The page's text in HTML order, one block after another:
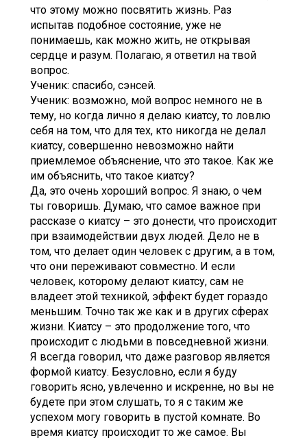
что этому можно посвятить жизнь. Раз
испытав подобное состояние, уже не
понимаешь, как можно жить, не открывая
сердце и разум. Полагаю, я ответил на твой
вопрос.
Ученик: спасибо, сэнсей.
Ученик: возможно, мой вопрос немного не в
тему, но когда лично я делаю киатсу, то ловлю
себя на том, что для тех, кто никогда не делал
киатсу, совершенно невозможно найти
приемлемое объяснение, что это такое. Как же
им объяснить, что такое киатсу?
Да, это очень хороший вопрос. Я знаю, о чем
ты говоришь. Думаю, что самое важное при
рассказе о киатсу – это донести, что происходит
при взаимодействии двух людей. Дело не в
том, что делает один человек с другим, а в том,
что они переживают совместно. И если
человек, которому делают киатсу, сам не
владеет этой техникой, эффект будет гораздо
меньшим. Точно так же как и в других сферах
жизни. Киатсу – это продолжение того, что
происходит с людьми в повседневной жизни.
Я всегда говорил, что даже разговор является
формой киатсу. Безусловно, если я буду
говорить ясно, увлеченно и искренне, но вы не
будете при этом слушать, то я с таким же
успехом могу говорить в пустой комнате. Во
время киатсу происходит то же самое. Вы